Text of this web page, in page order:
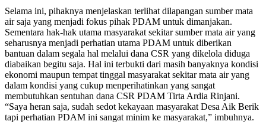
Selama ini, pihaknya menjelaskan terlihat dilapangan sumber mata
air saja yang menjadi fokus pihak PDAM untuk dimanjakan.
Sementara hak-hak utama masyarakat sekitar sumber mata air yang
seharusnya menjadi perhatian utama PDAM untuk diberikan
bantuan dalam segala hal melalui dana CSR yang dikelola diduga
diabaikan begitu saja. Hal ini terbukti dari masih banyaknya kondisi
ekonomi maupun tempat tinggal masyarakat sekitar mata air yang
dalam kondisi yang cukup menperihatinkan yang sangat
membutuhkan sentuhan dana CSR PDAM Tirta Ardia Rinjani.
“Saya heran saja, sudah sedot kekayaan masyarakat Desa Aik Berik
tapi perhatian PDAM ini sangat minim ke masyarakat,” imbuhnya.